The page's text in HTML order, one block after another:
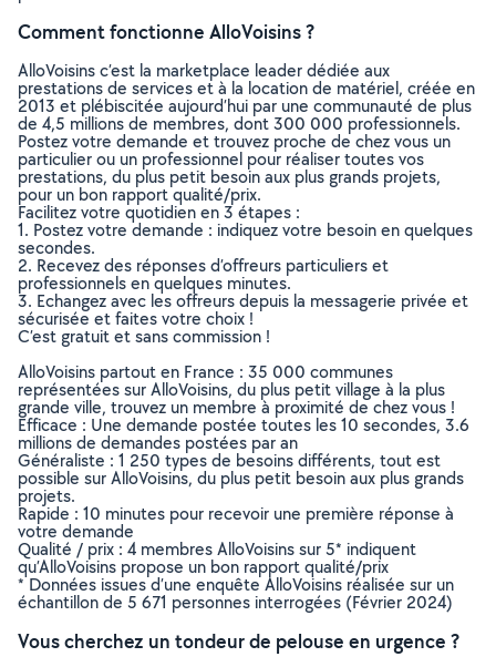
Comment fonctionne AlloVoisins ?
AlloVoisins c’est la marketplace leader dédiée aux
prestations de services et à la location de matériel, créée en
2013 et plébiscitée aujourd’hui par une communauté de plus
de 4,5 millions de membres, dont 300 000 professionnels.
Postez votre demande et trouvez proche de chez vous un
particulier ou un professionnel pour réaliser toutes vos
prestations, du plus petit besoin aux plus grands projets,
pour un bon rapport qualité/prix.
Facilitez votre quotidien en 3 étapes :
1. Postez votre demande : indiquez votre besoin en quelques
secondes.
2. Recevez des réponses d’offreurs particuliers et
professionnels en quelques minutes.
3. Echangez avec les offreurs depuis la messagerie privée et
sécurisée et faites votre choix !
C’est gratuit et sans commission !
AlloVoisins partout en France : 35 000 communes
représentées sur AlloVoisins, du plus petit village à la plus
grande ville, trouvez un membre à proximité de chez vous !
Efficace : Une demande postée toutes les 10 secondes, 3.6
millions de demandes postées par an
Généraliste : 1 250 types de besoins différents, tout est
possible sur AlloVoisins, du plus petit besoin aux plus grands
projets.
Rapide : 10 minutes pour recevoir une première réponse à
votre demande
Qualité / prix : 4 membres AlloVoisins sur 5* indiquent
qu’AlloVoisins propose un bon rapport qualité/prix
* Données issues d’une enquête AlloVoisins réalisée sur un
échantillon de 5 671 personnes interrogées (Février 2024)
Vous cherchez un tondeur de pelouse en urgence ?